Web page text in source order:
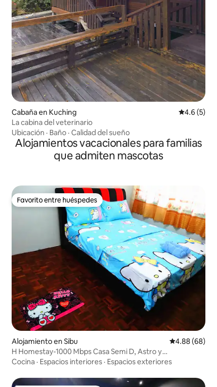
Cabaña en Kuching
4.6 (5)
La cabina del veterinario
Ubicación · Baño · Calidad del sueño
Alojamientos vacacionales para familias
que admiten mascotas
Favorito entre huéspedes
Favorito entre huéspedes
Alojamiento en Sibu Calificación
4.88 (68)
H Homestay-1000 Mbps Casa Semi D, Astro y
estacionamiento
Cocina · Espacios interiores · Espacios exteriores